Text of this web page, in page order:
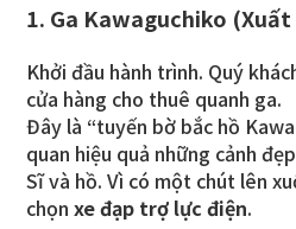
1. Ga Kawaguchiko
Khởi đầu hành trình. Quý
cửa hàng cho thuê quanh ga.
Đây là “tuyến bờ bắc hồ
quan hiệu quả những cảnh
Sĩ và hồ. Vì có một chút lên
chọnxe đạp trợ lực điện.